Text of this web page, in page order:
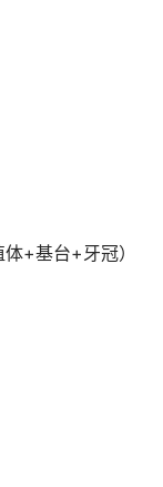
+基台+牙冠）